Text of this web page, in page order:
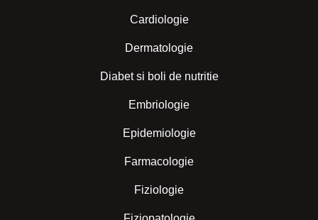
Cardiologie
Dermatologie
Diabet si boli de nutritie
Embriologie
Epidemiologie
Farmacologie
Fiziologie